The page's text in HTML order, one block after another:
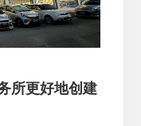
所更好地创建